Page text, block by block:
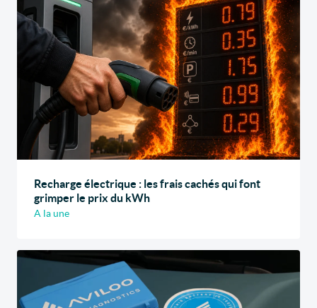
Recharge électrique : les frais cachés qui font
grimper le prix du kWh
A la une